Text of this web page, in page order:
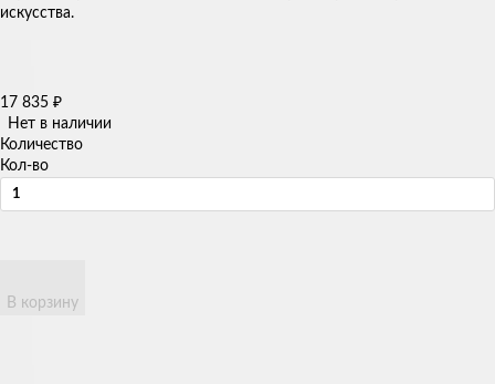
искусства.
17 835 ₽
Нет в наличии
Количество
Кол-во
В корзину